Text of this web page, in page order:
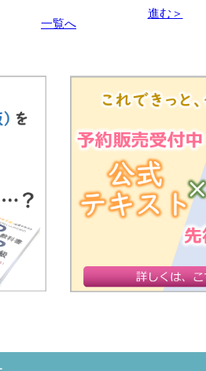
一覧へ
進む＞